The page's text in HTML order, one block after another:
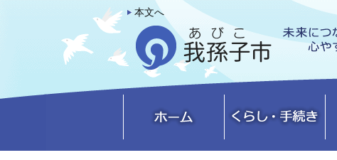
本文へ